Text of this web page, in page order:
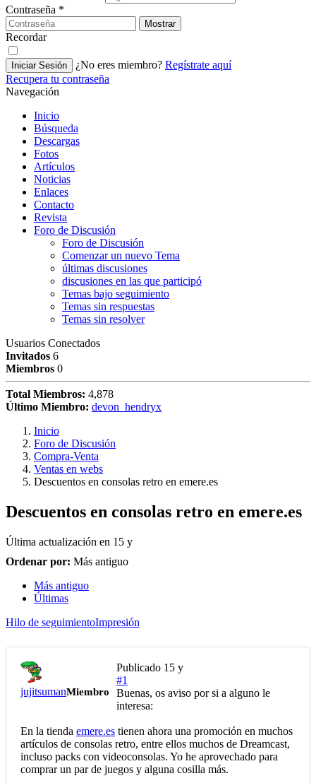
Contraseña *
Mostrar
Recordar
Iniciar Sesión ¿No eres miembro? Regístrate aquí
Recupera tu contraseña
Navegación
Inicio
Búsqueda
Descargas
Fotos
Artículos
Noticias
Enlaces
Contacto
Revista
Foro de Discusión
Foro de Discusión
Comenzar un nuevo Tema
últimas discusiones
discusiones en las que participó
Temas bajo seguimiento
Temas sin respuestas
Temas sin resolver
Usuarios Conectados
Invitados 6
Miembros 0
Total Miembros: 4,878
Último Miembro: devon_hendryx
Inicio
Foro de Discusión
Compra-Venta
Ventas en webs
Descuentos en consolas retro en emere.es
Descuentos en consolas retro en emere.es
Última actualización en 15 y
Ordenar por: Más antiguo
Más antiguo
Últimas
Hilo de seguimientoImpresión
jujitsumanMiembro
Publicado 15 y
#1
Buenas, os aviso por si a alguno le
interesa:
En la tienda emere.es tienen ahora una promoción en muchos
artículos de consolas retro, entre ellos muchos de Dreamcast,
incluso packs con videoconsolas. Yo he aprovechado para
comprar un par de juegos y alguna cosilla más.